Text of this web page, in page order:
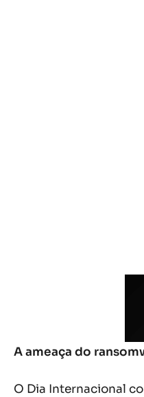
A ameaça do
O Dia Internacional